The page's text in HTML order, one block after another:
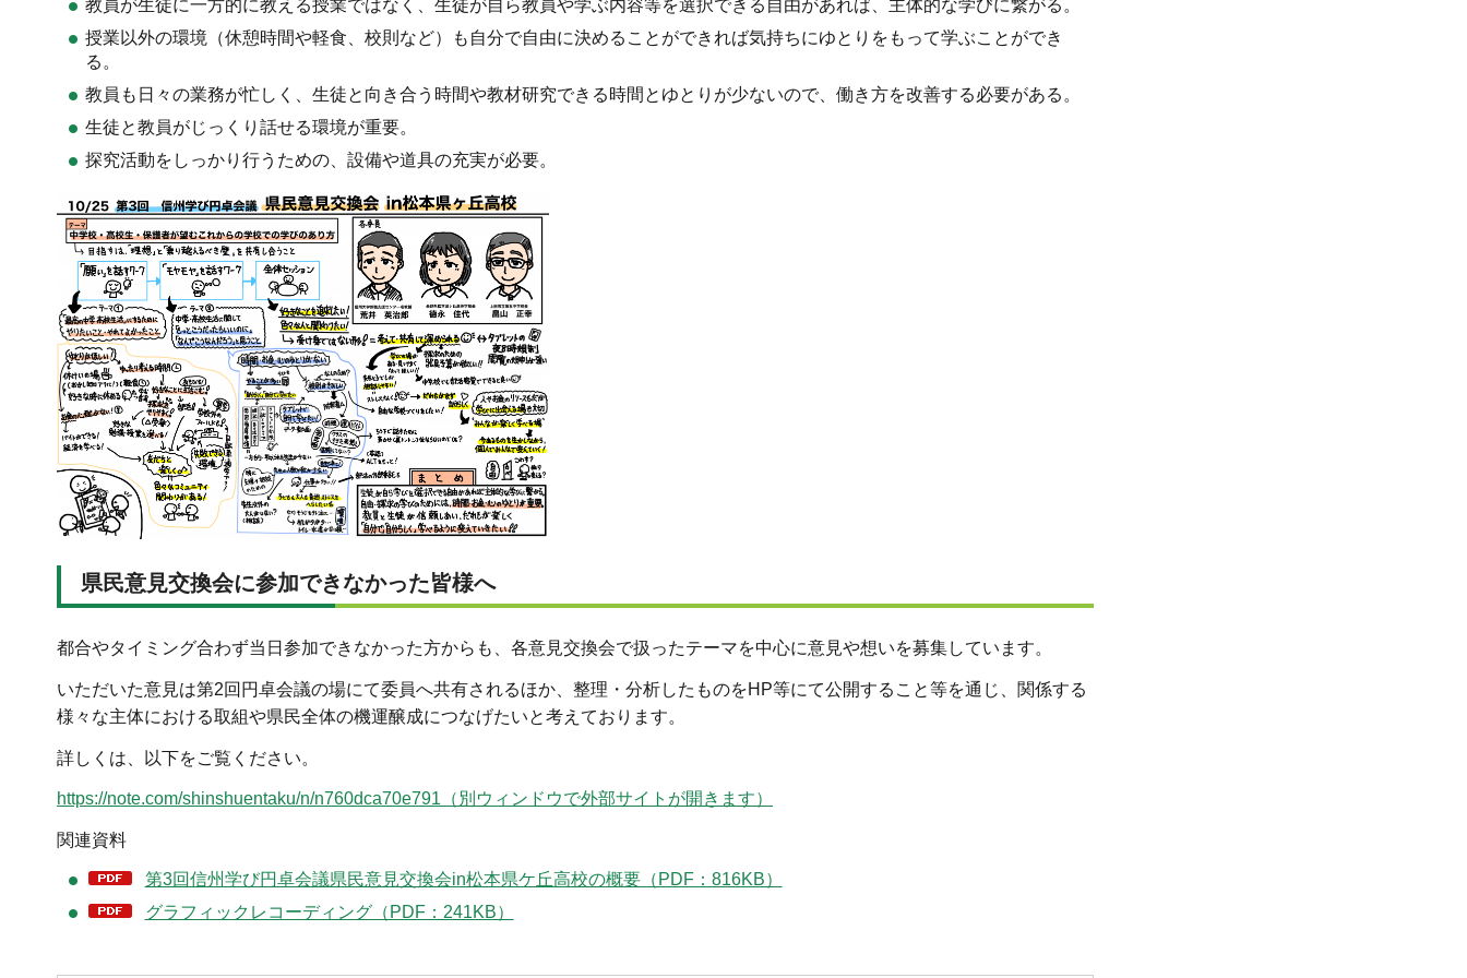
教員が生徒に一方的に教える授業ではなく、生徒が自ら教員や学ぶ内容等を選択できる自由があれば、主体的な学びに繋がる。
授業以外の環境（休憩時間や軽食、校則など）も自分で自由に決めることができれば気持ちにゆとりをもって学ぶことができ
る。
教員も日々の業務が忙しく、生徒と向き合う時間や教材研究できる時間とゆとりが少ないので、働き方を改善する必要がある。
生徒と教員がじっくり話せる環境が重要。
探究活動をしっかり行うための、設備や道具の充実が必要。
県民意見交換会に参加できなかった皆様へ
都合やタイミング合わず当日参加できなかった方からも、各意見交換会で扱ったテーマを中心に意見や想いを募集しています。
いただいた意見は第2回円卓会議の場にて委員へ共有されるほか、整理・分析したものをHP等にて公開すること等を通じ、関係する
様々な主体における取組や県民全体の機運醸成につなげたいと考えております。
詳しくは、以下をご覧ください。
https://note.com/shinshuentaku/n/n760dca70e791（別ウィンドウで外部サイトが開きます）
関連資料
第3回信州学び円卓会議県民意見交換会in松本県ケ丘高校の概要（PDF：816KB）
グラフィックレコーディング（PDF：241KB）